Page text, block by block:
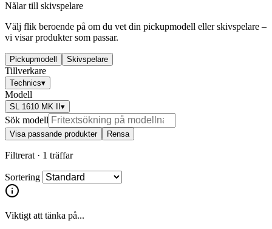
Nålar till skivspelare
Välj flik beroende på om du vet din pickupmodell eller skivspelare –
vi visar produkter som passar.
Pickupmodell Skivspelare
Tillverkare
Technics▾
Modell
SL 1610 MK II ▾
Sök modell
Visa passande produkter Rensa
Filtrerat · 1 träffar
Sortering
Viktigt att tänka på...